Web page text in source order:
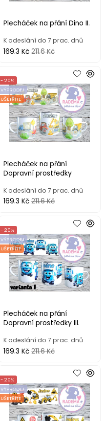
Plecháček na přání Dino II.
K odeslání do 7 prac. dnů
169.3 Kč 211.6 Kč
Plecháček na přání
Dopravní prostředky
- 20%
VÝPRODEJ
UŠETŘÍTE
K odeslání do 7 prac. dnů
169.3 Kč 211.6 Kč
Plecháček na přání
Dopravní prostředky III.
- 20%
VÝPRODEJ
UŠETŘÍTE
K odeslání do 7 prac. dnů
169.3 Kč 211.6 Kč
- 20%
VÝPRODEJ
UŠETŘÍTE